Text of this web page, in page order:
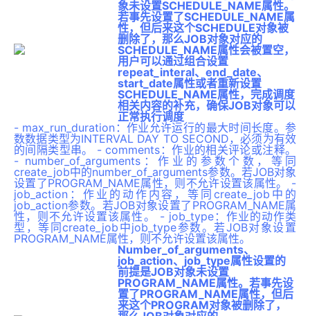
象未设置SCHEDULE_NAME属性。
若事先设置了SCHEDULE_NAME属
性，但后来这个SCHEDULE对象被
删除了，那么JOB对象对应的
SCHEDULE_NAME属性会被置空，
用户可以通过组合设置
repeat_interal、end_date、
start_date属性或者重新设置
SCHEDULE_NAME属性，完成调度
相关内容的补充，确保JOB对象可以
正常执行调度
- max_run_duration：作业允许运行的最大时间长度。参
数数据类型为INTERVAL DAY TO SECOND，必须为有效
的间隔类型串。 - comments：作业的相关评论或注释。
- number_of_arguments：作业的参数个数，等同
create_job中的number_of_arguments参数。若JOB对象
设置了PROGRAM_NAME属性，则不允许设置该属性。 -
job_action：作业的动作内容，等同create_job中的
job_action参数。若JOB对象设置了PROGRAM_NAME属
性，则不允许设置该属性。 - job_type：作业的动作类
型，等同create_job中job_type参数。若JOB对象设置
PROGRAM_NAME属性，则不允许设置该属性。
Number_of_arguments、
job_action、job_type属性设置的
前提是JOB对象未设置
PROGRAM_NAME属性。若事先设
置了PROGRAM_NAME属性，但后
来这个PROGRAM对象被删除了，